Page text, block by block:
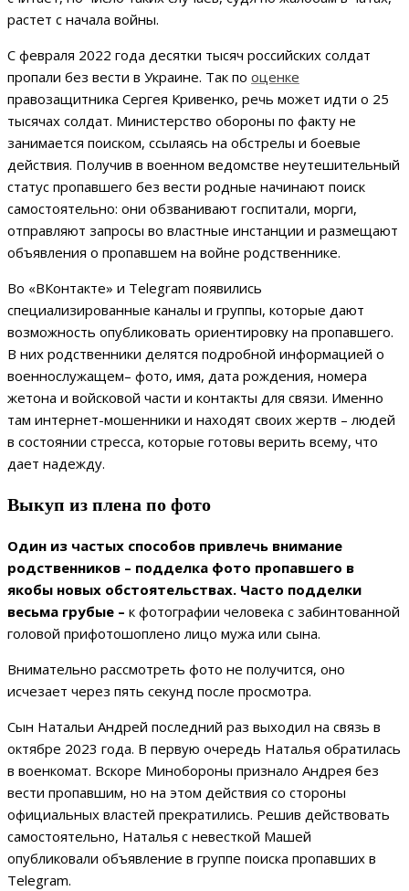
растет с начала войны.
С февраля 2022 года десятки тысяч российских солдат
пропали без вести в Украине. Так по оценке
правозащитника Сергея Кривенко, речь может идти о 25
тысячах солдат. Министерство обороны по факту не
занимается поиском, ссылаясь на обстрелы и боевые
действия. Получив в военном ведомстве неутешительный
статус пропавшего без вести родные начинают поиск
самостоятельно: они обзванивают госпитали, морги,
отправляют запросы во властные инстанции и размещают
объявления о пропавшем на войне родственнике.
Во «ВКонтакте» и Telegram появились
специализированные каналы и группы, которые дают
возможность опубликовать ориентировку на пропавшего.
В них родственники делятся подробной информацией о
военнослужащем– фото, имя, дата рождения, номера
жетона и войсковой части и контакты для связи. Именно
там интернет-мошенники и находят своих жертв – людей
в состоянии стресса, которые готовы верить всему, что
дает надежду.
Выкуп из плена по фото
Один из частых способов привлечь внимание
родственников – подделка фото пропавшего в
якобы новых обстоятельствах. Часто подделки
весьма грубые – к фотографии человека с забинтованной
головой прифотошоплено лицо мужа или сына.
Внимательно рассмотреть фото не получится, оно
исчезает через пять секунд после просмотра.
Сын Натальи Андрей последний раз выходил на связь в
октябре 2023 года. В первую очередь Наталья обратилась
в военкомат. Вскоре Минобороны признало Андрея без
вести пропавшим, но на этом действия со стороны
официальных властей прекратились. Решив действовать
самостоятельно, Наталья с невесткой Машей
опубликовали объявление в группе поиска пропавших в
Telegram.